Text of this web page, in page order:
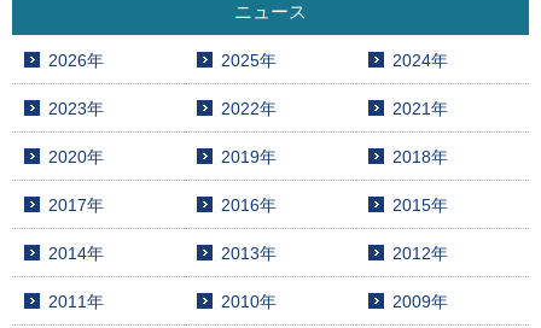
ニュース
2026年 2025年 2024年
2023年 2022年 2021年
2020年 2019年 2018年
2017年 2016年 2015年
2014年 2013年 2012年
2011年 2010年 2009年